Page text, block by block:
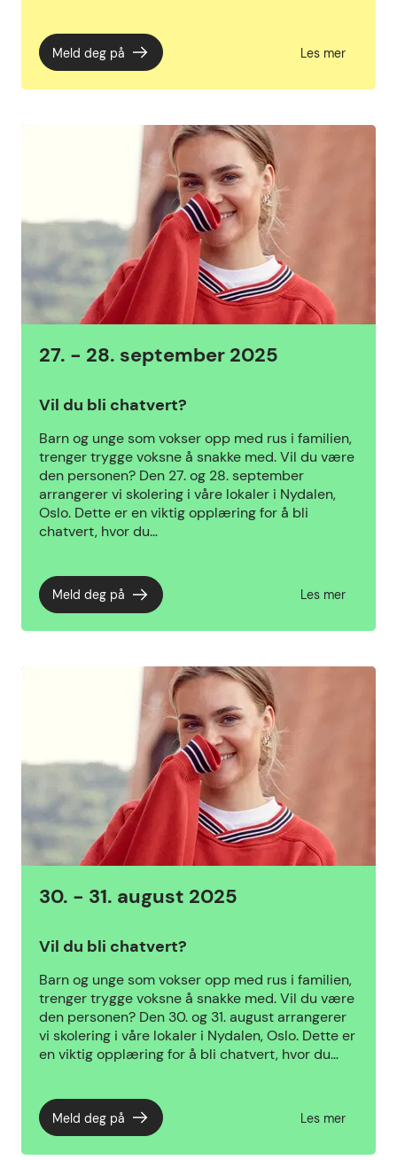
Meld deg på Les mer
27. - 28. september 2025
Vil du bli chatvert?
Barn og unge som vokser opp med rus i familien,
trenger trygge voksne å snakke med. Vil du være
den personen? Den 27. og 28. september
arrangerer vi skolering i våre lokaler i Nydalen,
Oslo. Dette er en viktig opplæring for å bli
chatvert, hvor du…
Meld deg på Les mer
30. - 31. august 2025
Vil du bli chatvert?
Barn og unge som vokser opp med rus i familien,
trenger trygge voksne å snakke med. Vil du være
den personen? Den 30. og 31. august arrangerer
vi skolering i våre lokaler i Nydalen, Oslo. Dette er
en viktig opplæring for å bli chatvert, hvor du…
Meld deg på Les mer